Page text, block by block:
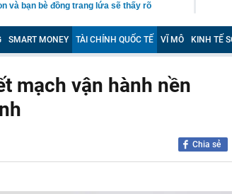
và bạn bè đồng trang lứa sẽ thấy rõ
điện trên cao tốc Bắc - Nam?
Hải, Mi Hồng làm ăn ra sao?
Ban quản lý chung cư Ngô Anh
côn cổ điển 150 cc giá 30 triệu đồng
SMART MONEY TÀI CHÍNH QUỐC TẾ VĨ MÔ KINH TẾ
mạch vận hành nền
Chia sẻ